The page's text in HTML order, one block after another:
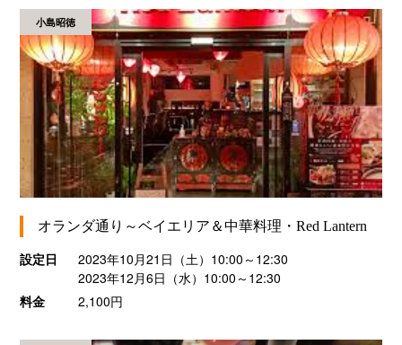
小島昭徳
オランダ通り～ベイエリア＆中華料理・Red Lantern
設定日
2023年10月21日（土）10:00～12:30
2023年12月6日（水）10:00～12:30
料金
2,100円